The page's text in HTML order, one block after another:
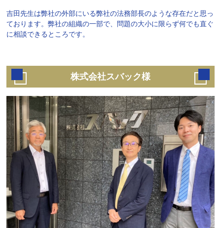
吉田先生は弊社の外部にいる弊社の法務部長のような存在だと思っ
ております。弊社の組織の一部で、問題の大小に限らず何でも直ぐ
に相談できるところです。
株式会社スバック様